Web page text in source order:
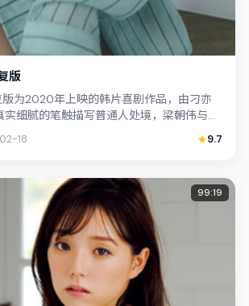
版
版为2020年上映的韩片喜剧作品，由刁亦
细腻的笔触描写普通人处境，梁朝伟与金
足，情节层层...
18 9.7
99:19